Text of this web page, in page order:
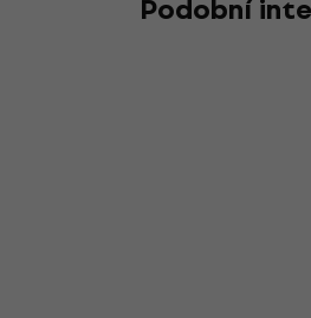
Podobní